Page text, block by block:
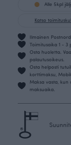
Alle 5kpl
Katso
Ilmainen
Toimitusaika 1 - 3
Osta huoletta.
palautusoikeus.
Osta helposti
korttimaksu,
Maksa vasta,
maksuaika.